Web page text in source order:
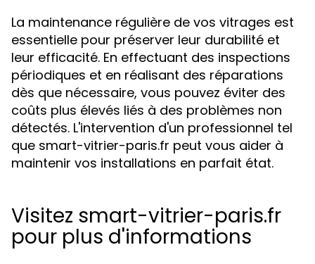
La maintenance régulière de vos vitrages est
essentielle pour préserver leur durabilité et
leur efficacité. En effectuant des inspections
périodiques et en réalisant des réparations
dès que nécessaire, vous pouvez éviter des
coûts plus élevés liés à des problèmes non
détectés. L'intervention d'un professionnel tel
que smart-vitrier-paris.fr peut vous aider à
maintenir vos installations en parfait état.
Visitez smart-vitrier-paris.fr
pour plus d'informations